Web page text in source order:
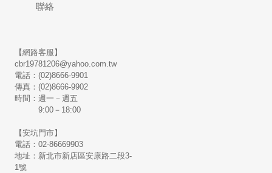
聯絡
【網路客服】
cbr19781206@yahoo.com.tw
電話：(02)8666-9901
傳真：(02)8666-9902
時間：週一－週五
9:00－18:00
【安坑門市】
電話：02-86669903
地址：新北市新店區安康路二段3-
1號